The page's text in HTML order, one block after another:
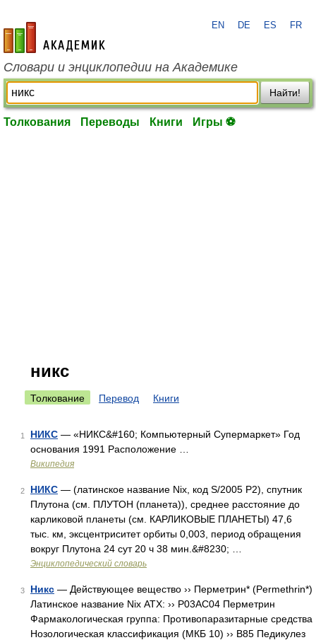
academic.ru
EN DE ES FR
Словари и энциклопедии на Академике
Найти!
Толкования Переводы Книги Игры ⚽
никс
Толкование Перевод Книги
1 НИКС — «НИКС&#160; Компьютерный Супермаркет» Год
основания 1991 Расположение …
Википедия
2 НИКС — (латинское название Nix, код S/2005 P2), спутник
Плутона (см. ПЛУТОН (планета)), среднее расстояние до
карликовой планеты (см. КАРЛИКОВЫЕ ПЛАНЕТЫ) 47,6
тыс. км, эксцентриситет орбиты 0,003, период обращения
вокруг Плутона 24 сут 20 ч 38 мин.&#8230; …
Энциклопедический словарь
3 Никс — Действующее вещество ›› Перметрин* (Permethrin*)
Латинское название Nix АТХ: ›› P03AC04 Перметрин
Фармакологическая группа: Противопаразитарные средства
Нозологическая классификация (МКБ 10) ›› B85 Педикулез